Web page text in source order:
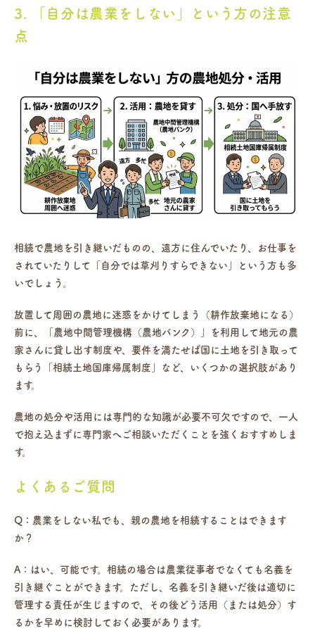
3. 「自分は農業をしない」という方の注意
点
相続で農地を引き継いだものの、遠方に住んでいたり、お仕事を
されていたりして「自分では草刈りすらできない」という方も多
いでしょう。
放置して周囲の農地に迷惑をかけてしまう（耕作放棄地になる）
前に、「農地中間管理機構（農地バンク）」を利用して地元の農
家さんに貸し出す制度や、要件を満たせば国に土地を引き取って
もらう「相続土地国庫帰属制度」など、いくつかの選択肢があり
ます。
農地の処分や活用には専門的な知識が必要不可欠ですので、一人
で抱え込まずに専門家へご相談いただくことを強くおすすめしま
す。
よくあるご質問
Q：農業をしない私でも、親の農地を相続することはできます
か？
A：はい、可能です。相続の場合は農業従事者でなくても名義を
引き継ぐことができます。ただし、名義を引き継いだ後は適切に
管理する責任が生じますので、その後どう活用（または処分）す
るかを早めに検討しておく必要があります。